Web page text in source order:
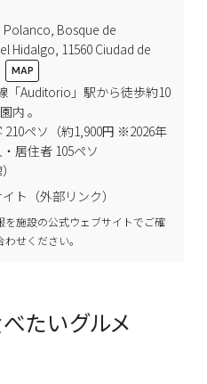
Polanco, Bosque de
Hidalgo, 11560 Ciudad de
「Auditorio」駅から徒歩約10
内 。
210ペソ（約1,900円 ※2026年
居住者 105ペソ
ト（外部リンク）
を施設の公式ウェブサイトでご確
せください。
たいグルメ